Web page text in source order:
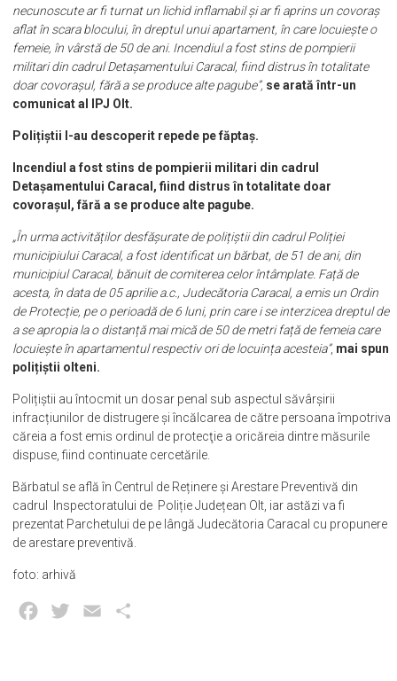
necunoscute ar fi turnat un lichid inflamabil și ar fi aprins un covoraș
aflat în scara blocului, în dreptul unui apartament, în care locuiește o
femeie, în vârstă de 50 de ani. Incendiul a fost stins de pompierii
militari din cadrul Detașamentului Caracal, fiind distrus în totalitate
doar covorașul, fără a se produce alte pagube”, se arată într-un
comunicat al IPJ Olt.
Polițiștii l-au descoperit repede pe făptaș.
Incendiul a fost stins de pompierii militari din cadrul
Detașamentului Caracal, fiind distrus în totalitate doar
covorașul, fără a se produce alte pagube.
„În urma activităților desfășurate de polițiștii din cadrul Poliției
municipiului Caracal, a fost identificat un bărbat, de 51 de ani, din
municipiul Caracal, bănuit de comiterea celor întâmplate. Față de
acesta, în data de 05 aprilie a.c., Judecătoria Caracal, a emis un Ordin
de Protecție, pe o perioadă de 6 luni, prin care i se interzicea dreptul de
a se apropia la o distanță mai mică de 50 de metri față de femeia care
locuiește în apartamentul respectiv ori de locuința acesteia”, mai spun
polițiștii olteni.
Polițiștii au întocmit un dosar penal sub aspectul săvârșirii
infracțiunilor de distrugere și încălcarea de către persoana împotriva
căreia a fost emis ordinul de protecţie a oricăreia dintre măsurile
dispuse, fiind continuate cercetările.
Bărbatul se află în Centrul de Reținere și Arestare Preventivă din
cadrul Inspectoratului de Poliție Județean Olt, iar astăzi va fi
prezentat Parchetului de pe lângă Judecătoria Caracal cu propunere
de arestare preventivă.
foto: arhivă
Facebook
Twitter Email